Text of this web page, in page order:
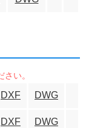
DXF DWG
DXF DWG